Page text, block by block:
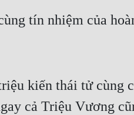
tín nhiệm của
kiến thái tử cùng
cả Triệu Vương